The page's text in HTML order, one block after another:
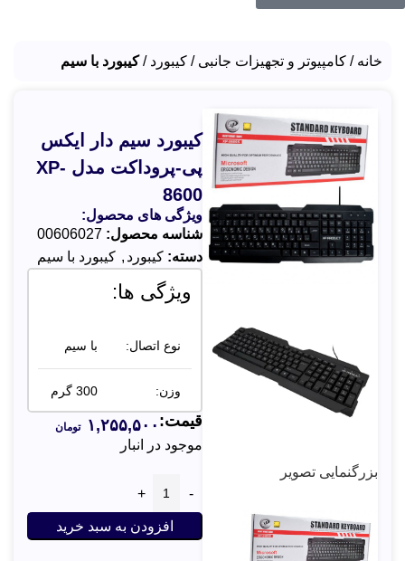
خانه کامپیوتر و تجهیزات جانبی کیبورد کیبورد با سیم
بزرگنمایی تصویر
کیبورد سیم دار ایکس
پی-پروداکت مدل XP-
8600
ویژگی های محصول:
شناسه محصول: 00606027
دسته: کیبورد , کیبورد با سیم
ویژگی ها:
نوع اتصال: با سیم
وزن: 300 گرم
سازگار با
تمامی
عامل ها
موجود در انبار
افزودن به سبد خرید
قیمت: ۱,۲۵۵,۵۰۰ تومان